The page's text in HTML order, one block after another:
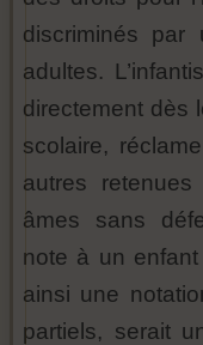
discriminés par
adultes.
directement dès
scolaire,
autres
âmes sans
note à un
ainsi une
partiels, serait